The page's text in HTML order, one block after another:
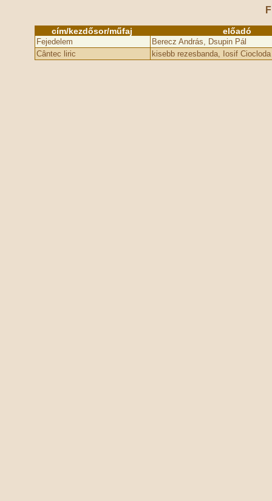
cím/kezdősor/műfaj előadó
Fejedelem
Berecz András, Dsupin Pál
Cântec liric
kisebb rezesbanda, Iosif Ciocloda